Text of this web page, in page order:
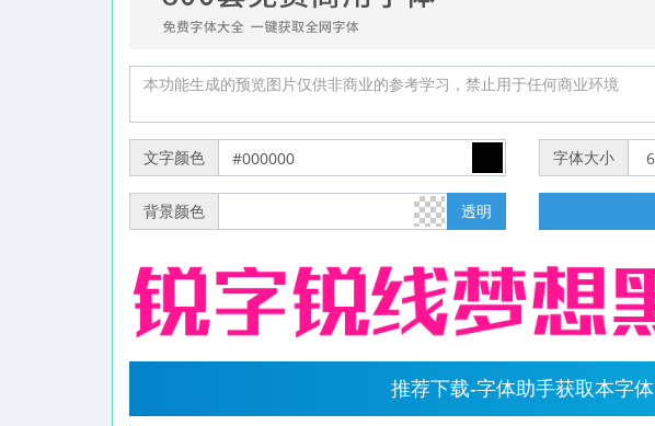
文字颜色 字体大小
背景颜色 透明
推荐下载-字体助手获取本字体